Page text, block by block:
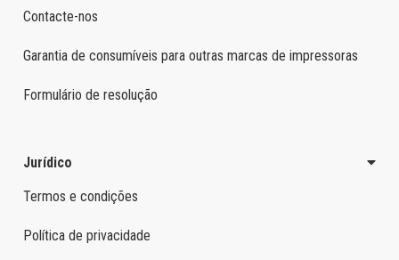
Contacte-nos
Garantia de consumíveis para outras marcas de impressoras
Formulário de resolução
Jurídico
Termos e condições
Política de privacidade